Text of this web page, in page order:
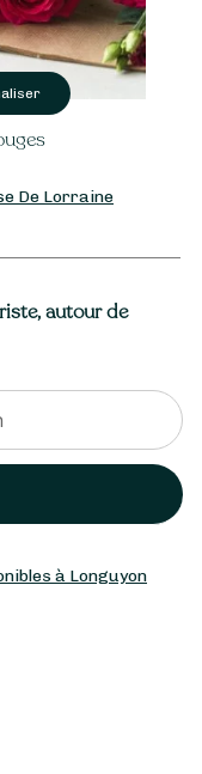
De Lorraine
autour de
à Longuyon